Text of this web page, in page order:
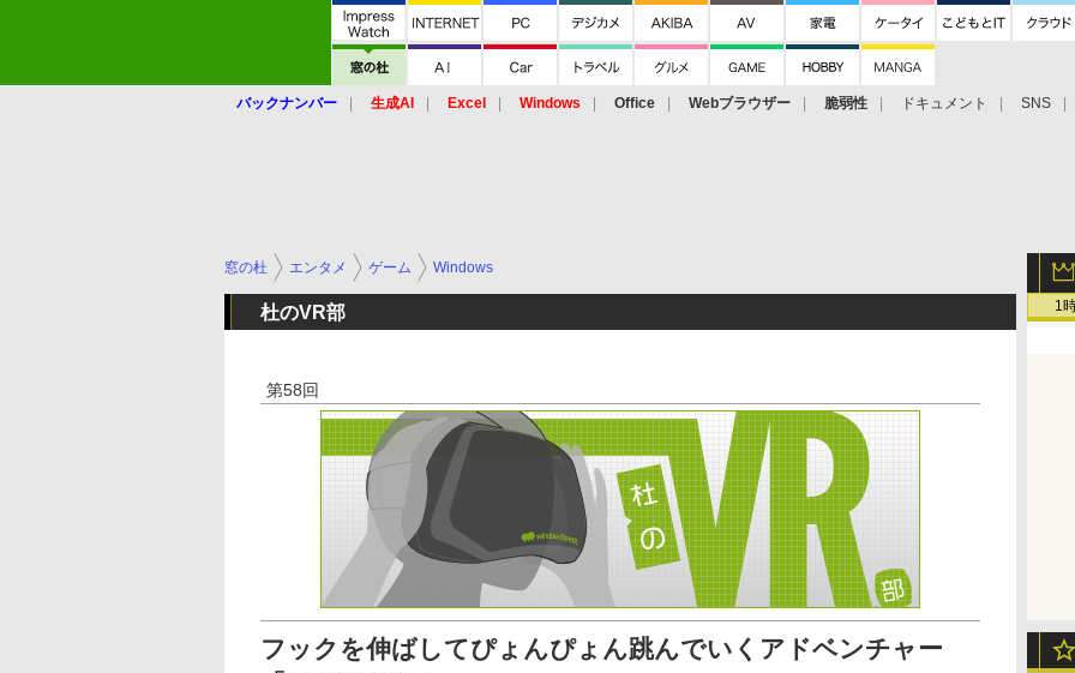
バックナンバー 生成AI Excel Windows Office Webブラウザー 脆弱性 ドキュメント SNS
1
窓の杜 エンタメ ゲーム Windows
杜のVR部
第58回
フックを伸ばしてぴょんぴょん跳んでいくアドベンチャー